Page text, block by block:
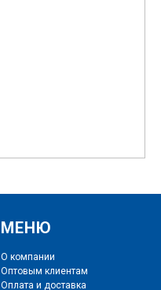
МЕНЮ
О компании
Оптовым клиентам
Оплата и доставка